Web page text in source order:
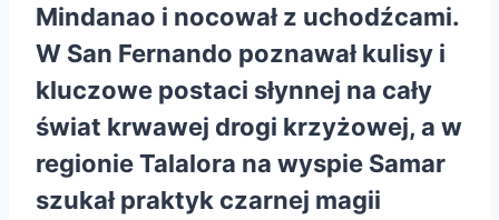
Mindanao i nocował z uchodźcami.
W San Fernando poznawał kulisy i
kluczowe postaci słynnej na cały
świat krwawej drogi krzyżowej, a w
regionie Talalora na wyspie Samar
szukał praktyk czarnej magii